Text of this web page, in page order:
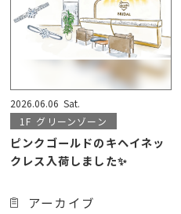
2026.06.06 Sat.
1F グリーンゾーン
ピンクゴールドのキヘイネッ
クレス入荷しました✨
アーカイブ